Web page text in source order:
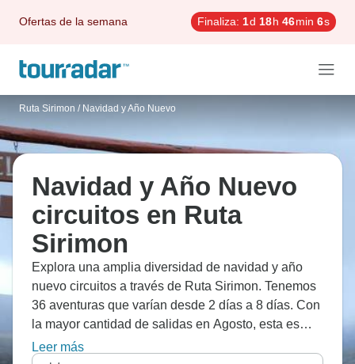
Ofertas de la semana Finaliza: 1d 18h 46min 5s
Ruta Sirimon / Navidad y Año Nuevo
Navidad y Año Nuevo
circuitos en Ruta
Sirimon
Explora una amplia diversidad de navidad y año
nuevo circuitos a través de Ruta Sirimon. Tenemos
36 aventuras que varían desde 2 días a 8 días. Con
la mayor cantidad de salidas en Agosto, esta es
también la época más popular del año.
Leer más